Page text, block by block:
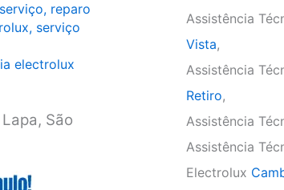
, reparo
, serviço
electrolux
São
Assistência
Vista,
Assistência
Retiro,
Assistência
Assistência
Electrolux